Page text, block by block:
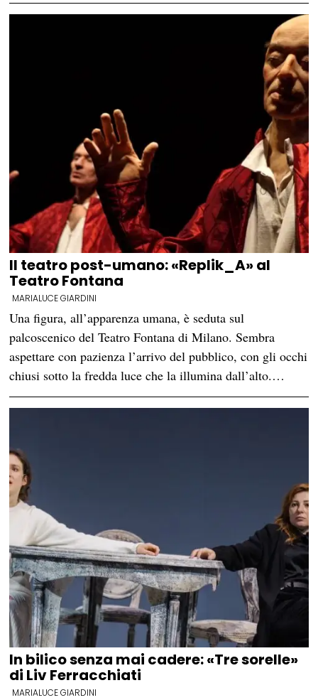
Il teatro post-umano: «Replik_A» al
Teatro Fontana
MARIALUCE GIARDINI
Una figura, all’apparenza umana, è seduta sul
palcoscenico del Teatro Fontana di Milano. Sembra
aspettare con pazienza l’arrivo del pubblico, con gli occhi
chiusi sotto la fredda luce che la illumina dall’alto.…
In bilico senza mai cadere: «Tre sorelle»
di Liv Ferracchiati
MARIALUCE GIARDINI